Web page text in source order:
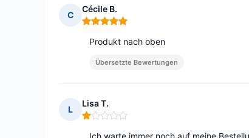
C
Cécile B.
Hinweis: 5 von 5
Produkt nach oben
Übersetzte Bewertungen
L
Lisa T.
Hinweis: 1 von 5